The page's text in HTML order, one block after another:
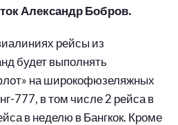
Александр Бобров.
рейсы из
будет выполнять
на широкофюзеляжных
777, в том числе 2 рейса в
в неделю в Бангкок. Кроме